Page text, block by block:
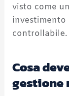
visto come
investimento
controllabile.
Cosa
gestione